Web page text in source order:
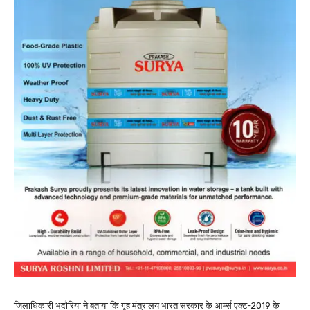
जिलाधिकारी भदौरिया ने बताया कि गृह मंत्रालय भारत सरकार के आर्म्स एक्ट-2019 के